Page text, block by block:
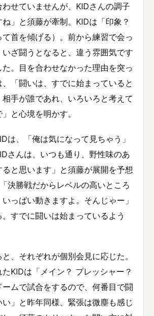
わせていませんが、KIDさんの調子
」と須藤が牽制。KIDは「印象？
て首を傾げる）。前から練習で会っ
ざ闘うとなると、違う雰囲気です
。目を合わせなかった理由を突っ
「闘いは、すでに始まっていると
手が誰であれ、いろいろと考えて
と心境を明かす。
は、「俺は気になって見ちゃう」
さんは、いつも通り、野性味のあ
と思います」と須藤が展開を予想
決勝戦だからレベルの高いところ
っぱい動きますよ。そんじゃー」
すでに闘いは始まっているよう
、それぞれが個別会見に応じた。
たKIDは「メイン？ プレッシャー？
ムで試合をするので、何番目で闘
い」と昨年同様、緊張は微塵も感じ